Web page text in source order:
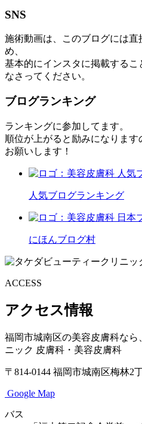
SNS
施術動画は、このブログには
め、
基本的にインスタに掲載する
なさってください。
ブログランキング
ランキングに参加してます。
順位が上がると励みになりま
お願いします！
人気ブログランキング
にほんブログ村
ACCESS
アクセス情報
福岡市城南区の美容皮膚科なら
ニック 皮膚科・美容皮膚科
〒814-0144 福岡市城南区梅林2
Google Map
バス